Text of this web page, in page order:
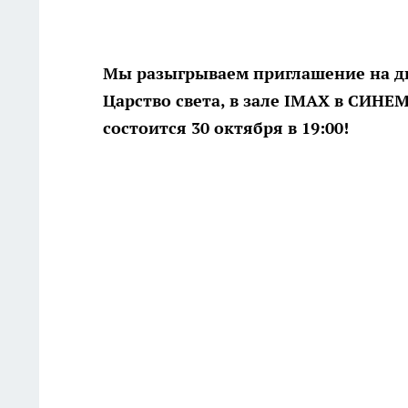
Мы разыгрываем приглашение на
Царство света, в зале IMAX в
состоится 30 октября в 19:00!